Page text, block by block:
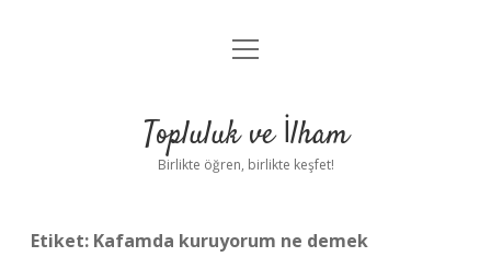
Anasayfa
Yasal Uyarı
menüyü
Topluluk ve İlham
Birlikte öğren, birlikte keşfet!
Etiket: Kafamda kuruyorum ne demek